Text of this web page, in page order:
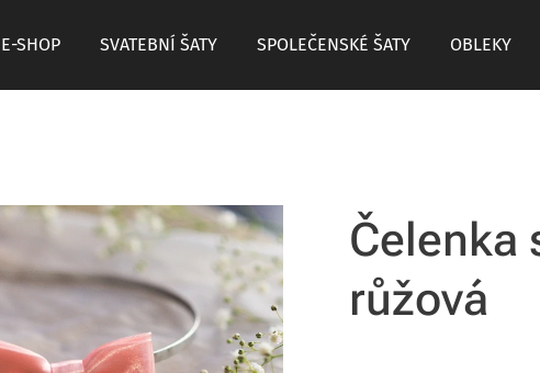
E-SHOP SVATEBNÍ ŠATY SPOLEČENSKÉ ŠATY OBLEKY
Čelenka
růžová